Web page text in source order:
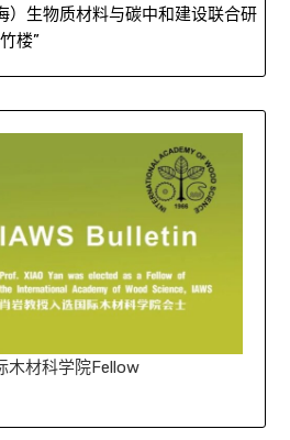
）生物质材料与碳中和建设联合研
楼”
木材科学院Fellow